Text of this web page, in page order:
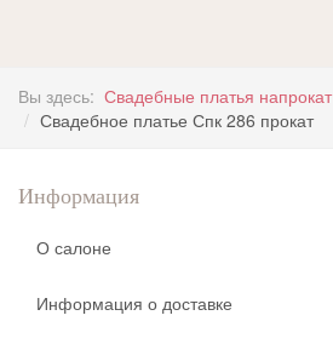
Вы здесь: Свадебные платья напрокат
Свадебное платье Спк 286 прокат
Информация
О салоне
Информация о доставке